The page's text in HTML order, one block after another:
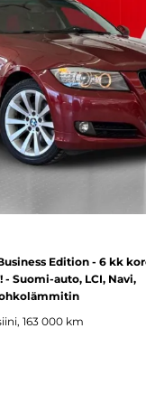
Edition - 6 kk
Suomi-auto, LCI, Navi,
163 000 km